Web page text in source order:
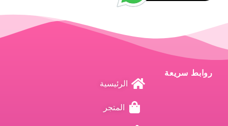
روابط سريعة
الرئيسية
المتجر